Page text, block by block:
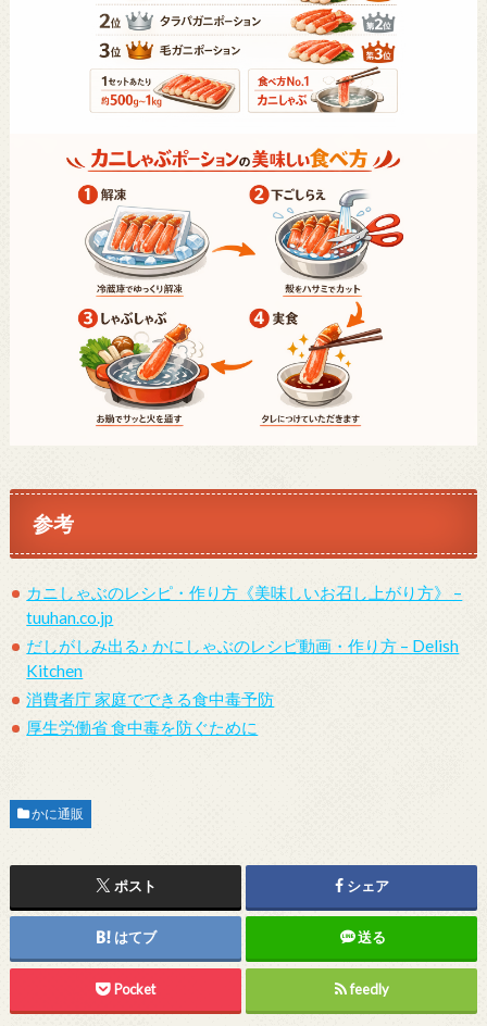
参考
カニしゃぶのレシピ・作り方《美味しいお召し上がり方》 –
tuuhan.co.jp
だしがしみ出る♪ かにしゃぶのレシピ動画・作り方 – Delish
Kitchen
消費者庁 家庭でできる食中毒予防
厚生労働省 食中毒を防ぐために
かに通販
ポスト シェア
はてブ 送る
Pocket feedly